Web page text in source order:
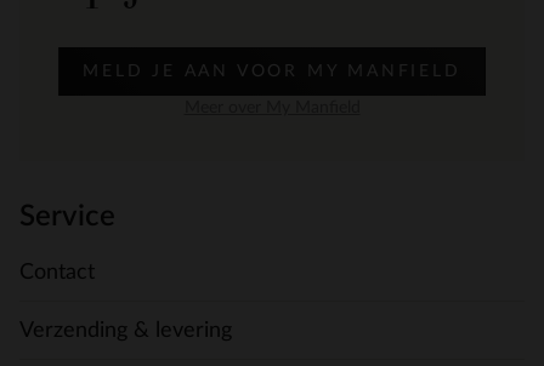
MELD JE AAN VOOR MY MANFIELD
Service
Contact
Verzending & levering